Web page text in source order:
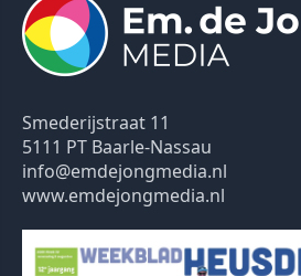
Smederijstraat 11
5111 PT Baarle-Nassau
info@emdejongmedia.nl
www.emdejongmedia.nl